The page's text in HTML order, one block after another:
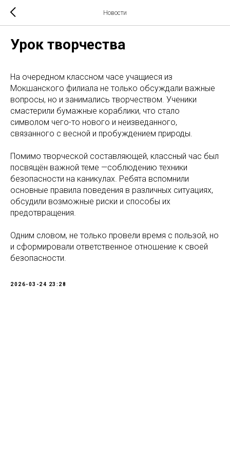
Новости
Урок творчества
На очередном классном часе учащиеся из
Мокшанского филиала не только обсуждали важные
вопросы, но и занимались творчеством. Ученики
смастерили бумажные кораблики, что стало
символом чего-то нового и неизведанного,
связанного с весной и пробуждением природы.
Помимо творческой составляющей, классный час был
посвящён важной теме —соблюдению техники
безопасности на каникулах. Ребята вспомнили
основные правила поведения в различных ситуациях,
обсудили возможные риски и способы их
предотвращения.
Одним словом, не только провели время с пользой, но
и сформировали ответственное отношение к своей
безопасности.
2026-03-24 23:28